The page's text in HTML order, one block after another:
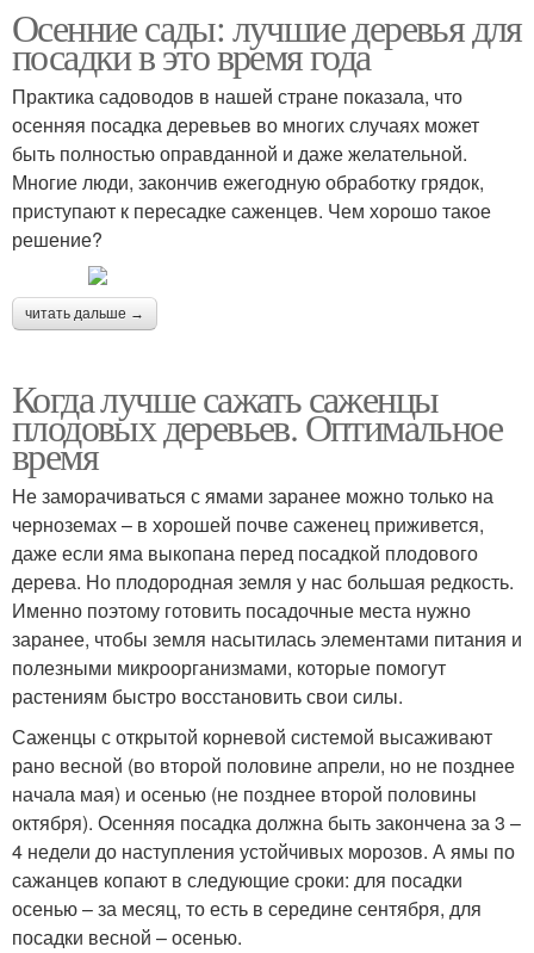
Осенние сады: лучшие деревья для
посадки в это время года
Практика садоводов в нашей стране показала, что
осенняя посадка деревьев во многих случаях может
быть полностью оправданной и даже желательной.
Многие люди, закончив ежегодную обработку грядок,
приступают к пересадке саженцев. Чем хорошо такое
решение?
читать дальше →
Когда лучше сажать саженцы
плодовых деревьев. Оптимальное
время
Не заморачиваться с ямами заранее можно только на
черноземах – в хорошей почве саженец приживется,
даже если яма выкопана перед посадкой плодового
дерева. Но плодородная земля у нас большая редкость.
Именно поэтому готовить посадочные места нужно
заранее, чтобы земля насытилась элементами питания и
полезными микроорганизмами, которые помогут
растениям быстро восстановить свои силы.
Саженцы с открытой корневой системой высаживают
рано весной (во второй половине апрели, но не позднее
начала мая) и осенью (не позднее второй половины
октября). Осенняя посадка должна быть закончена за 3 –
4 недели до наступления устойчивых морозов. А ямы по
сажанцев копают в следующие сроки: для посадки
осенью – за месяц, то есть в середине сентября, для
посадки весной – осенью.